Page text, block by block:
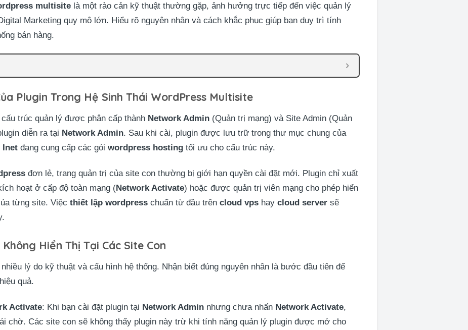
multisite là một rào cản kỹ thuật thường gặp, ảnh hưởng trực tiếp đến việc quản lý
Marketing quy mô lớn. Hiểu rõ nguyên nhân và cách khắc phục giúp bạn duy trì tính
bán hàng.
Plugin Trong Hệ Sinh Thái WordPress Multisite
trúc quản lý được phân cấp thành Network Admin (Quản trị mạng) và Site Admin (Quản
diễn ra tại Network Admin. Sau khi cài, plugin được lưu trữ trong thư mục chung của
Inet đang cung cấp các góiwordpress hosting tối ưu cho cấu trúc này.
đơn lẻ, trang quản trị của site con thường bị giới hạn quyền cài đặt mới. Plugin chỉ xuất
hoạt ở cấp độ toàn mạng (Network Activate) hoặc được quản trị viên mạng cho phép hiển
từng site. Việcthiết lập wordpress chuẩn từ đầu trêncloud vps haycloud server sẽ
Hiển Thị Tại Các Site Con
lý do kỹ thuật và cấu hình hệ thống. Nhận biết đúng nguyên nhân là bước đầu tiên để
hiệu quả.
Activate: Khi bạn cài đặt plugin tại Network Admin nhưng chưa nhấn Network Activate,
chờ. Các site con sẽ không thấy plugin này trừ khi tính năng quản lý plugin được mở cho